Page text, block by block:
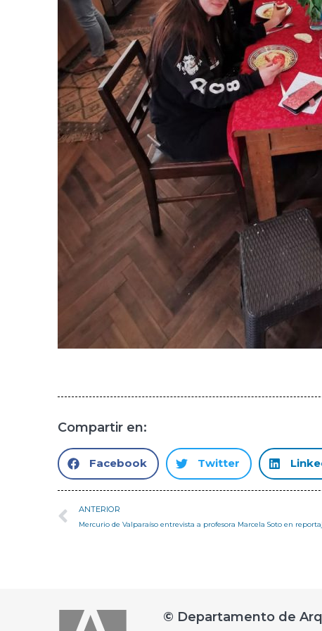
Compartir en:
Facebook Twitter
ANTERIOR
© Departamento de